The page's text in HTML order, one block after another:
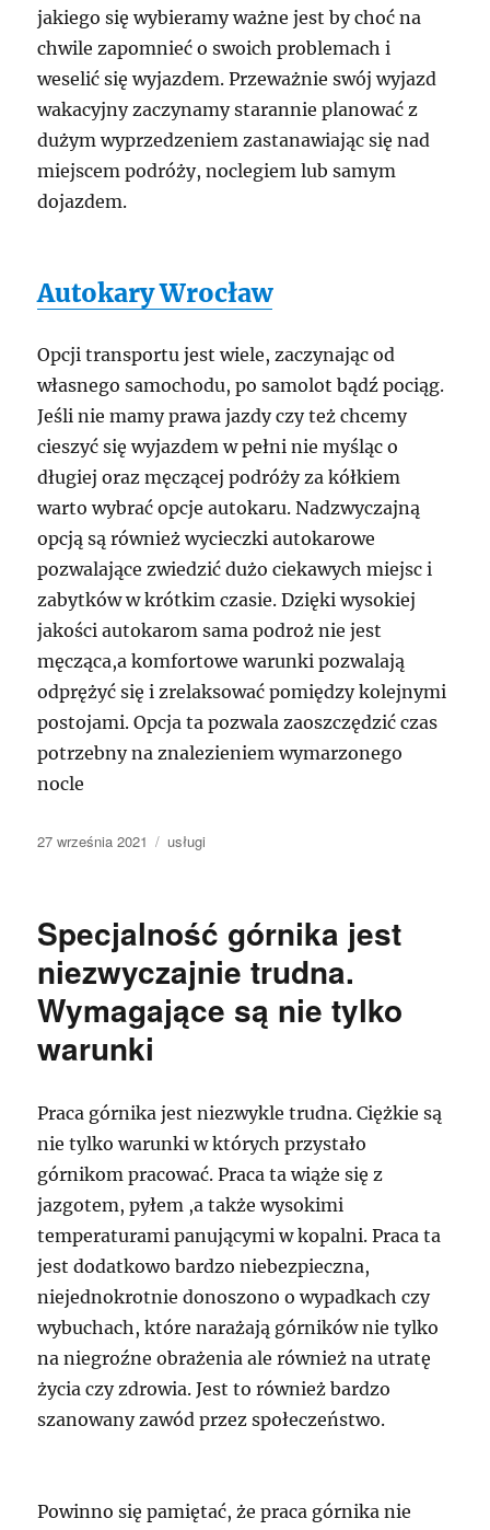
jakiego się wybieramy ważne jest by choć na
chwile zapomnieć o swoich problemach i
weselić się wyjazdem. Przeważnie swój wyjazd
wakacyjny zaczynamy starannie planować z
dużym wyprzedzeniem zastanawiając się nad
miejscem podróży, noclegiem lub samym
dojazdem.
Autokary Wrocław
Opcji transportu jest wiele, zaczynając od
własnego samochodu, po samolot bądź pociąg.
Jeśli nie mamy prawa jazdy czy też chcemy
cieszyć się wyjazdem w pełni nie myśląc o
długiej oraz męczącej podróży za kółkiem
warto wybrać opcje autokaru. Nadzwyczajną
opcją są również wycieczki autokarowe
pozwalające zwiedzić dużo ciekawych miejsc i
zabytków w krótkim czasie. Dzięki wysokiej
jakości autokarom sama podroż nie jest
męcząca,a komfortowe warunki pozwalają
odprężyć się i zrelaksować pomiędzy kolejnymi
postojami. Opcja ta pozwala zaoszczędzić czas
potrzebny na znalezieniem wymarzonego
nocle
Data
27 września 2021 Kategorie
usługi
Specjalność górnika jest
niezwyczajnie trudna.
Wymagające są nie tylko
warunki
Praca górnika jest niezwykle trudna. Ciężkie są
nie tylko warunki w których przystało
górnikom pracować. Praca ta wiąże się z
jazgotem, pyłem ,a także wysokimi
temperaturami panującymi w kopalni. Praca ta
jest dodatkowo bardzo niebezpieczna,
niejednokrotnie donoszono o wypadkach czy
wybuchach, które narażają górników nie tylko
na niegroźne obrażenia ale również na utratę
życia czy zdrowia. Jest to również bardzo
szanowany zawód przez społeczeństwo.
Powinno się pamiętać, że praca górnika nie